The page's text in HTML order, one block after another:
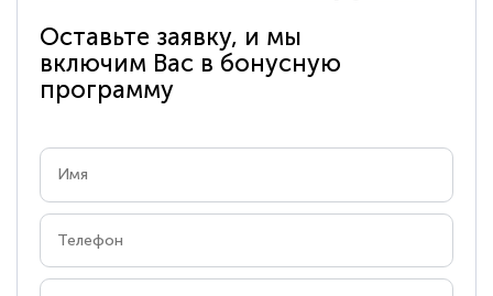
Оставьте заявку, и мы
включим Вас в бонусную
программу